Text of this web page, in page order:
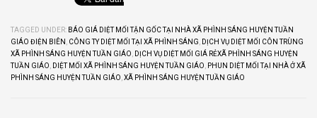
TAGGED UNDER: BÁO GIÁ DIỆT MỐI TẬN GỐC TẠI NHÀ XÃ PHÌNH SÁNG HUYỆN TUẦN
GIÁO ĐIỆN BIÊN
CÔNG TY DIỆT MỐI TẠI XÃ PHÌNH SÁNG
DỊCH VỤ DIỆT MỐI CÔN TRÙNG
XÃ PHÌNH SÁNG HUYỆN TUẦN GIÁO
DỊCH VỤ DIỆT MỐI GIÁ RẺXÃ PHÌNH SÁNG HUYỆN
TUẦN GIÁO
DIỆT MỐI XÃ PHÌNH SÁNG HUYỆN TUẦN GIÁO
PHUN DIỆT MỐI TẠI NHÀ Ở XÃ
PHÌNH SÁNG HUYỆN TUẦN GIÁO XÃ PHÌNH SÁNG HUYỆN TUẦN GIÁO